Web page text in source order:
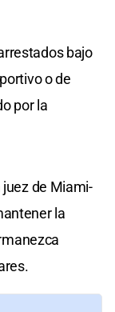
bajo
o de
por la
de Miami-
la